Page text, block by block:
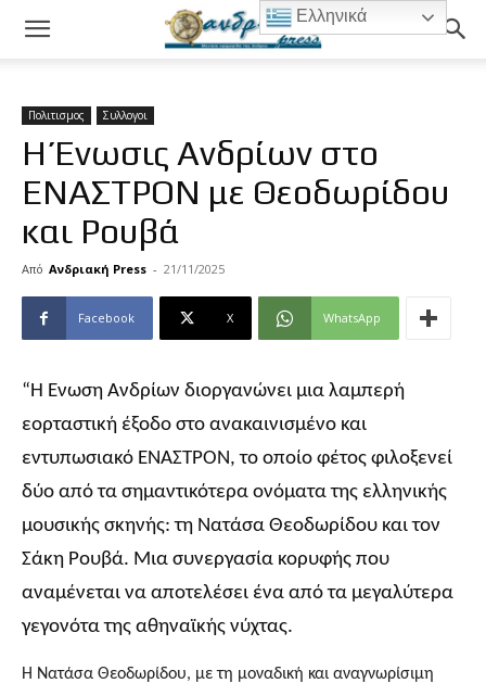
Πολιτισμος Συλλογοι
Η Ένωσις Ανδρίων στο
ΕΝΑΣΤΡΟΝ με Θεοδωρίδου
και Ρουβά
Από Ανδριακή Press - 21/11/2025
Facebook X WhatsApp
“Η Ένωση Ανδρίων διοργανώνει μια λαμπερή
εορταστική έξοδο στο ανακαινισμένο και
εντυπωσιακό ΕΝΑΣΤΡΟΝ, το οποίο φέτος φιλοξενεί
δύο από τα σημαντικότερα ονόματα της ελληνικής
μουσικής σκηνής: τη Νατάσα Θεοδωρίδου και τον
Σάκη Ρουβά. Μια συνεργασία κορυφής που
αναμένεται να αποτελέσει ένα από τα μεγαλύτερα
γεγονότα της αθηναϊκής νύχτας.
Η Νατάσα Θεοδωρίδου, με τη μοναδική και αναγνωρίσιμη
Ελληνικά